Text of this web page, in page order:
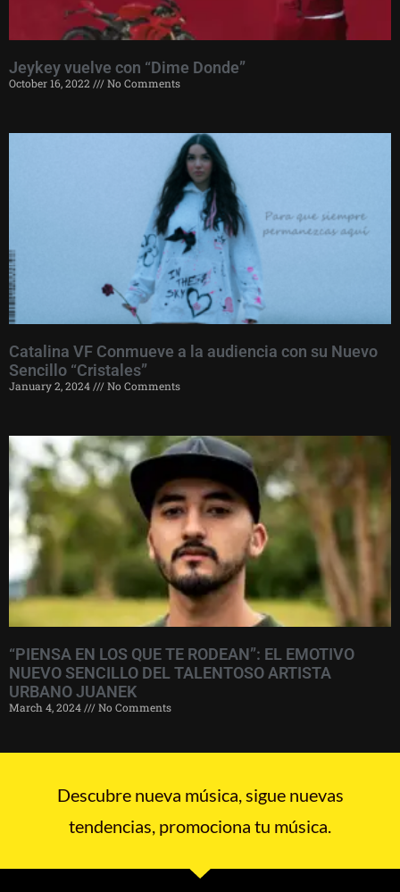
Jeykey vuelve con “Dime Donde”
October 16, 2022 No Comments
Catalina VF Conmueve a la audiencia con su Nuevo
Sencillo “Cristales”
January 2, 2024 No Comments
“PIENSA EN LOS QUE TE RODEAN”: EL EMOTIVO
NUEVO SENCILLO DEL TALENTOSO ARTISTA
URBANO JUANEK
March 4, 2024 No Comments
Descubre nueva música, sigue nuevas
tendencias, promociona tu música.